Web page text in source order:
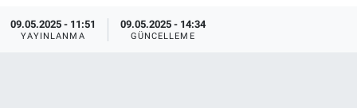
09.05.2025 - 11:51
YAYINLANMA
09.05.2025 - 14:34
GÜNCELLEME